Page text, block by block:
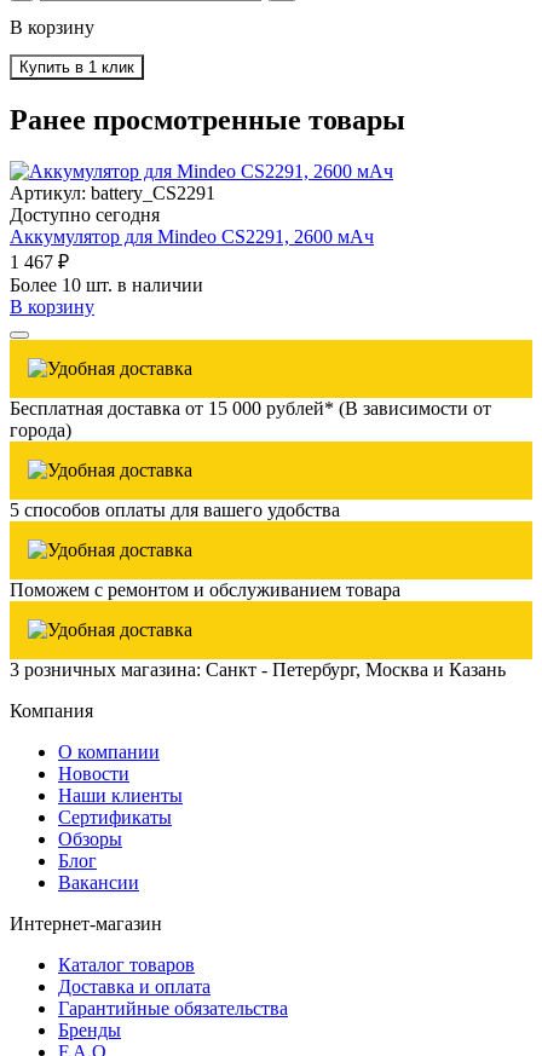
В корзину
Купить в 1 клик
Ранее просмотренные товары
Артикул: battery_CS2291
Доступно сегодня
Аккумулятор для Mindeo CS2291, 2600 мАч
1 467 ₽
Более 10 шт. в наличии
В корзину
Бесплатная доставка от 15 000 рублей* (В зависимости от
города)
5 способов оплаты для вашего удобства
Поможем с ремонтом и обслуживанием товара
3 розничных магазина: Санкт - Петербург, Москва и Казань
Компания
О компании
Новости
Наши клиенты
Сертификаты
Обзоры
Блог
Вакансии
Интернет-магазин
Каталог товаров
Доставка и оплата
Гарантийные обязательства
Бренды